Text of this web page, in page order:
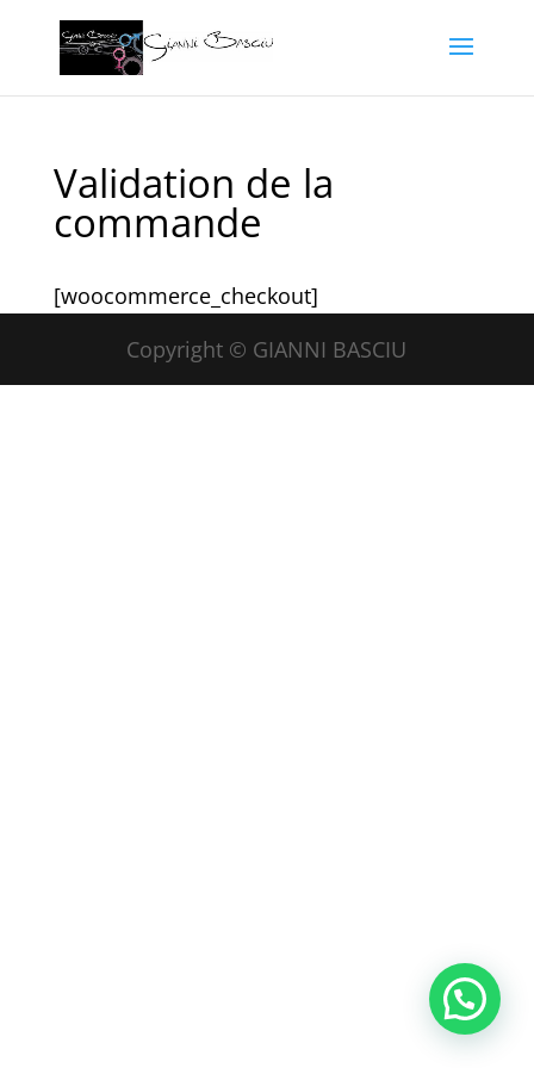
Validation de la
commande
[woocommerce_checkout]
Copyright © GIANNI BASCIU